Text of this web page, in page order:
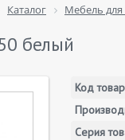
Каталог Мебель
белый
Код
Серия